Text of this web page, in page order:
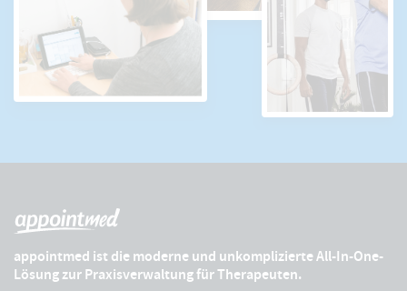
appointmed ist die moderne und unkomplizierte All-In-One-
Lösung zur Praxisverwaltung für Therapeuten.